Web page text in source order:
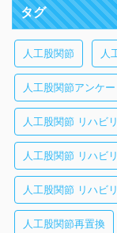
タグ
人工股関節 人
人工股関節アンケー
人工股関節 リハビリ
人工股関節 リハビ
人工股関節 リハビ
人工股関節再置換